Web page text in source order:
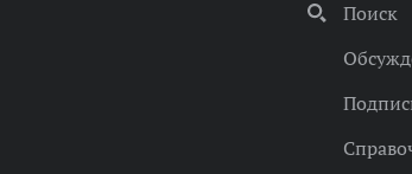
Поиск